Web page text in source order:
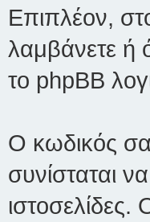
Επιπλέον,
λαμβάνετε ή
το phpBB
Ο κωδικός
συνίσταται